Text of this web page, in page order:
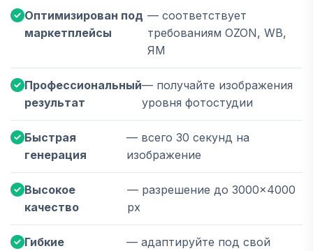
Оптимизирован под
маркетплейсы
— соответствует
требованиям OZON, WB,
ЯМ
Профессиональный
результат
— получайте изображения
уровня фотостудии
Быстрая
генерация
— всего 30 секунд на
изображение
Высокое
качество
— разрешение до 3000×4000
px
Гибкие
— адаптируйте под свой